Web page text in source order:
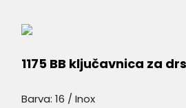
1175 BB ključavnica za
Barva: 16 / Inox